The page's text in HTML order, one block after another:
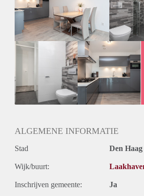
g/w/e and internet.
ALGEMENE INFORMATIE
Stad Den Haag
Wijk/buurt:
Inschrijven gemeente: Ja